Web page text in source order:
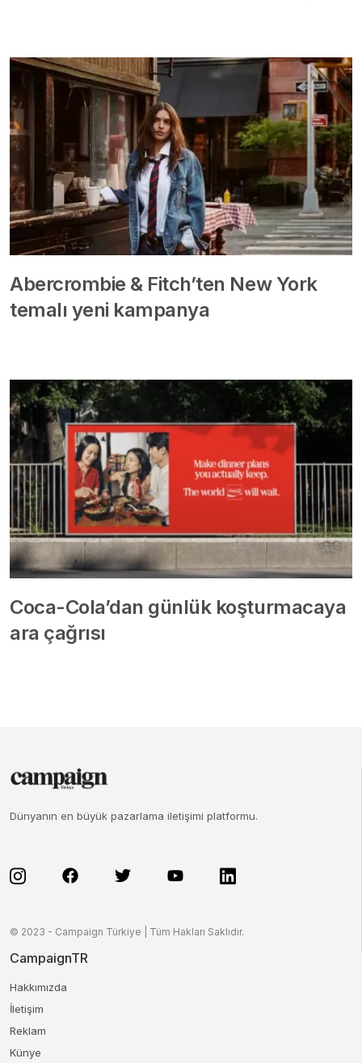
Abercrombie & Fitch’ten New York
temalı yeni kampanya
Coca-Cola’dan günlük koşturmacaya
ara çağrısı
Dünyanın en büyük pazarlama iletişimi platformu.
© 2023 - Campaign Türkiye | Tüm Hakları Saklıdır.
CampaignTR
Hakkımızda
İletişim
Reklam
Künye